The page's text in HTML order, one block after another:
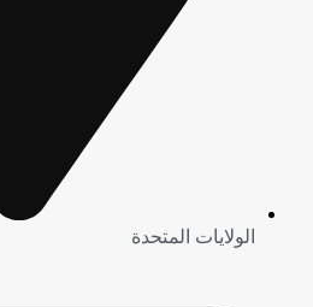
الولايات المتحدة